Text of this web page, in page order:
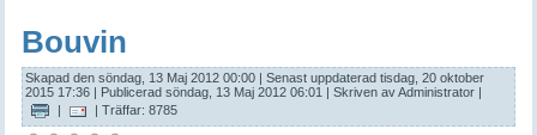
Bouvin
Skapad den söndag, 13 Maj 2012 00:00 |Senast uppdaterad tisdag, 20 oktober
2015 17:36
Publicerad söndag, 13 Maj 2012 06:01 |Skriven av Administrator
| Träffar: 8785